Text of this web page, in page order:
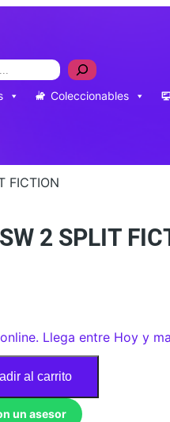
Coleccionables
FICTION
2 SPLIT
Llega entre Hoy y
al carrito
un asesor